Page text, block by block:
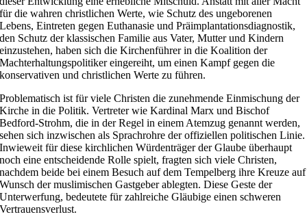
für die wahren christlichen Werte, wie Schutz des ungeborenen
Lebens, Eintreten gegen Euthanasie und Präimplantationsdiagnostik,
den Schutz der klassischen Familie aus Vater, Mutter und Kindern
einzustehen, haben sich die Kirchenführer in die Koalition der
Machterhaltungspolitiker eingereiht, um einen Kampf gegen die
konservativen und christlichen Werte zu führen.
Problematisch ist für viele Christen die zunehmende Einmischung der
Kirche in die Politik. Vertreter wie Kardinal Marx und Bischof
Bedford-Strohm, die in der Regel in einem Atemzug genannt werden,
sehen sich inzwischen als Sprachrohre der offiziellen politischen Linie.
Inwieweit für diese kirchlichen Würdenträger der Glaube überhaupt
noch eine entscheidende Rolle spielt, fragten sich viele Christen,
nachdem beide bei einem Besuch auf dem Tempelberg ihre Kreuze auf
Wunsch der muslimischen Gastgeber ablegten. Diese Geste der
Unterwerfung, bedeutete für zahlreiche Gläubige einen schweren
Vertrauensverlust.